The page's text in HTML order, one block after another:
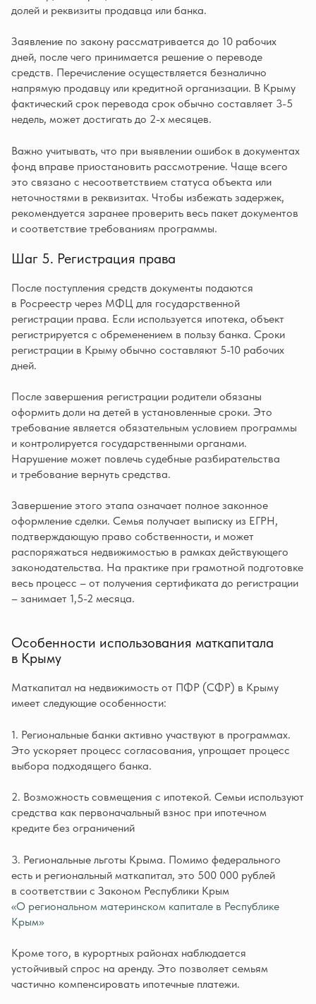
долей и реквизиты продавца или банка.
Заявление по закону рассматривается до 10 рабочих
дней, после чего принимается решение о переводе
средств. Перечисление осуществляется безналично
напрямую продавцу или кредитной организации. В Крыму
фактический срок перевода срок обычно составляет 3-5
недель, может достигать до 2-х месяцев.
Важно учитывать, что при выявлении ошибок в документах
фонд вправе приостановить рассмотрение. Чаще всего
это связано с несоответствием статуса объекта или
неточностями в реквизитах. Чтобы избежать задержек,
рекомендуется заранее проверить весь пакет документов
и соответствие требованиям программы.
Шаг 5. Регистрация права
После поступления средств документы подаются
в Росреестр через МФЦ для государственной
регистрации права. Если используется ипотека, объект
регистрируется с обременением в пользу банка. Сроки
регистрации в Крыму обычно составляют 5-10 рабочих
дней.
После завершения регистрации родители обязаны
оформить доли на детей в установленные сроки. Это
требование является обязательным условием программы
и контролируется государственными органами.
Нарушение может повлечь судебные разбирательства
и требование вернуть средства.
Завершение этого этапа означает полное законное
оформление сделки. Семья получает выписку из ЕГРН,
подтверждающую право собственности, и может
распоряжаться недвижимостью в рамках действующего
законодательства. На практике при грамотной подготовке
весь процесс – от получения сертификата до регистрации
– занимает 1,5-2 месяца.
Особенности использования маткапитала
в Крыму
Маткапитал на недвижимость от ПФР (СФР) в Крыму
имеет следующие особенности:
1. Региональные банки активно участвуют в программах.
Это ускоряет процесс согласования, упрощает процесс
выбора подходящего банка.
2. Возможность совмещения с ипотекой. Семьи используют
средства как первоначальный взнос при ипотечном
кредите без ограничений
3. Региональные льготы Крыма. Помимо федерального
есть и региональный маткапитал, это 500 000 рублей
в соответствии с Законом Республики Крым
«О региональном материнском капитале в Республике
Крым»
Кроме того, в курортных районах наблюдается
устойчивый спрос на аренду. Это позволяет семьям
частично компенсировать ипотечные платежи.